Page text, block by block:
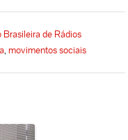
Brasileira de Rádios
,movimentos sociais